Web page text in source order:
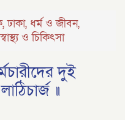
,ঢাকা, ধর্ম ও জীবন,
স্বাস্থ্য ও চিকিৎসা
দুই
॥